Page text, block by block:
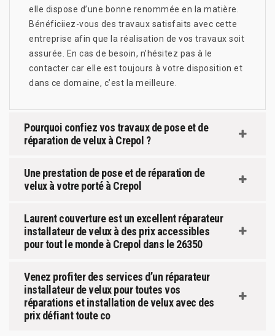
elle dispose d’une bonne renommée en la matière.
Bénéficiiez-vous des travaux satisfaits avec cette
entreprise afin que la réalisation de vos travaux soit
assurée. En cas de besoin, n’hésitez pas à le
contacter car elle est toujours à votre disposition et
dans ce domaine, c’est la meilleure.
Pourquoi confiez vos travaux de pose et de
réparation de velux à Crepol ?
Une prestation de pose et de réparation de
velux à votre porté à Crepol
Laurent couverture est un excellent réparateur
installateur de velux à des prix accessibles
pour tout le monde à Crepol dans le 26350
Venez profiter des services d’un réparateur
installateur de velux pour toutes vos
réparations et installation de velux avec des
prix défiant toute co